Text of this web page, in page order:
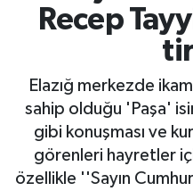
Recep
Elazığ merkezde
sahip olduğu 'Paşa'
gibi konuşması ve
görenleri hayretler
özellikle ''Sayın
GÜNDEM
MAGAZİN
SAĞLIK
Son Dakika
Haber Arşivi